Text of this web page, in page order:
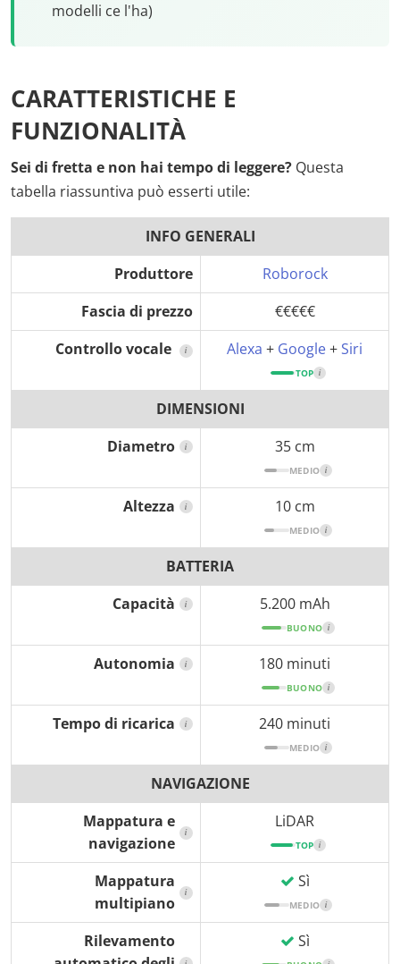
modelli ce l'ha)
CARATTERISTICHE E
FUNZIONALITÀ
Sei di fretta e non hai tempo di leggere? Questa
tabella riassuntiva può esserti utile:
INFO GENERALI
Produttore
Roborock
Fascia di prezzo
€€€€€
Controllo vocale
i Alexa + Google+Siri
TOP i
DIMENSIONI
Diametro
i 35 cm
MEDIO i
Altezza i 10 cm
MEDIO i
BATTERIA
Capacità
i 5.200 mAh
BUONO i
Autonomia i 180 minuti
BUONO i
Tempo di ricarica i 240 minuti
MEDIO i
NAVIGAZIONE
Mappatura e
navigazione
i
LiDAR
TOP i
Mappatura
multipiano
i
Sì
MEDIO i
Rilevamento
Sì